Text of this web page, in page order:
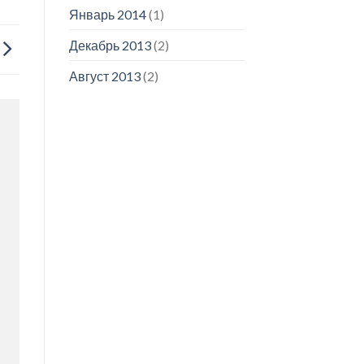
Январь 2014(1)
Декабрь 2013(2)
Август 2013(2)